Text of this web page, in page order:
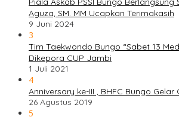
Aguza, SM. MM Ucapkan Terimakasih
9 Juni 2024
3
Tim Taekwondo Bungo “Sabet 13
Dikepora CUP Jambi
1 Juli 2021
4
Anniversary ke-III , BHFC Bungo
26 Agustus 2019
5